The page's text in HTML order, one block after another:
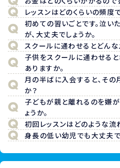
レッスンはどのくらいの頻度
初めての習いごとです。泣い
が、大丈夫でしょうか。
スクールに通わせるとどんな
子供をスクールに通わせる
ありますか。
月の半ばに入会すると、そ
か？
子どもが親と離れるのを嫌
ょうか。
初回レッスンはどのような流
身長の低い幼児でも大丈夫で